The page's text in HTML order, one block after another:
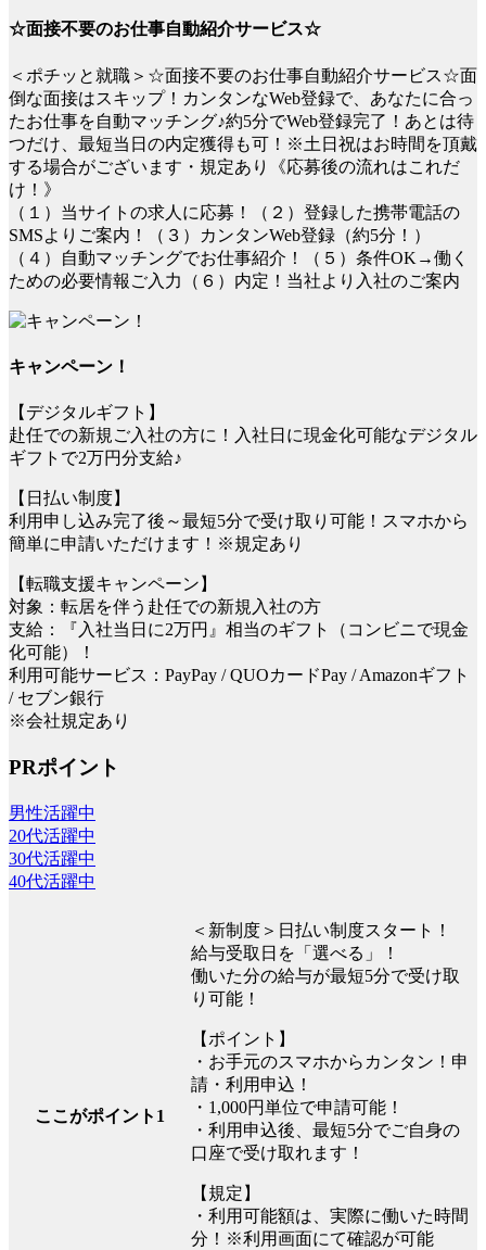
☆面接不要のお仕事自動紹介サービス☆
＜ポチッと就職＞☆面接不要のお仕事自動紹介サービス☆面
倒な面接はスキップ！カンタンなWeb登録で、あなたに合っ
たお仕事を自動マッチング♪約5分でWeb登録完了！あとは待
つだけ、最短当日の内定獲得も可！※土日祝はお時間を頂戴
する場合がございます・規定あり《応募後の流れはこれだ
け！》
（１）当サイトの求人に応募！（２）登録した携帯電話の
SMSよりご案内！（３）カンタンWeb登録（約5分！）
（４）自動マッチングでお仕事紹介！（５）条件OK→働く
ための必要情報ご入力（６）内定！当社より入社のご案内
キャンペーン！
【デジタルギフト】
赴任での新規ご入社の方に！入社日に現金化可能なデジタル
ギフトで2万円分支給♪
【日払い制度】
利用申し込み完了後～最短5分で受け取り可能！スマホから
簡単に申請いただけます！※規定あり
【転職支援キャンペーン】
対象：転居を伴う赴任での新規入社の方
支給：『入社当日に2万円』相当のギフト（コンビニで現金
化可能）！
利用可能サービス：PayPay / QUOカードPay / Amazonギフト
/ セブン銀行
※会社規定あり
PRポイント
男性活躍中
20代活躍中
30代活躍中
40代活躍中
ここがポイント1
＜新制度＞日払い制度スタート！
給与受取日を「選べる」！
働いた分の給与が最短5分で受け取
り可能！
【ポイント】
・お手元のスマホからカンタン！申
請・利用申込！
・1,000円単位で申請可能！
・利用申込後、最短5分でご自身の
口座で受け取れます！
【規定】
・利用可能額は、実際に働いた時間
分！※利用画面にて確認が可能